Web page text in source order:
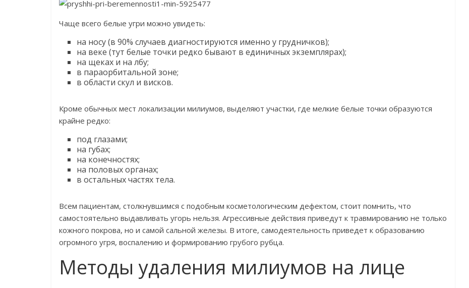
Чаще всего белые угри можно увидеть:
на носу (в 90% случаев диагностируются именно у грудничков);
на веке (тут белые точки редко бывают в единичных экземплярах);
на щеках и на лбу;
в параорбитальной зоне;
в области скул и висков.
Кроме обычных мест локализации милиумов, выделяют участки, где мелкие белые точки образуются
крайне редко:
под глазами;
на губах;
на конечностях;
на половых органах;
в остальных частях тела.
Всем пациентам, столкнувшимся с подобным косметологическим дефектом, стоит помнить, что
самостоятельно выдавливать угорь нельзя. Агрессивные действия приведут к травмированию не только
кожного покрова, но и самой сальной железы. В итоге, самодеятельность приведет к образованию
огромного угря, воспалению и формированию грубого рубца.
Методы удаления милиумов на лице